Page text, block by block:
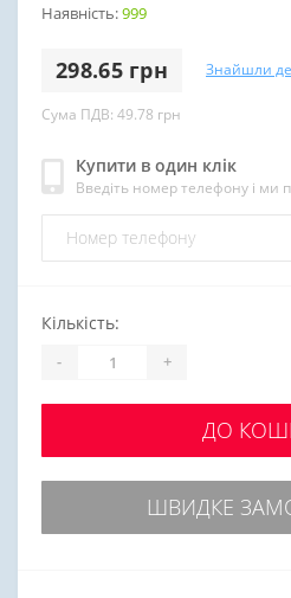
Наявність:999
298.65 грн Знайшли
Сума ПДВ: 49.78 грн
Купити в один клік
Введіть номер телефону і ми
Кількість:
- +
ДО
ШВИДКЕ